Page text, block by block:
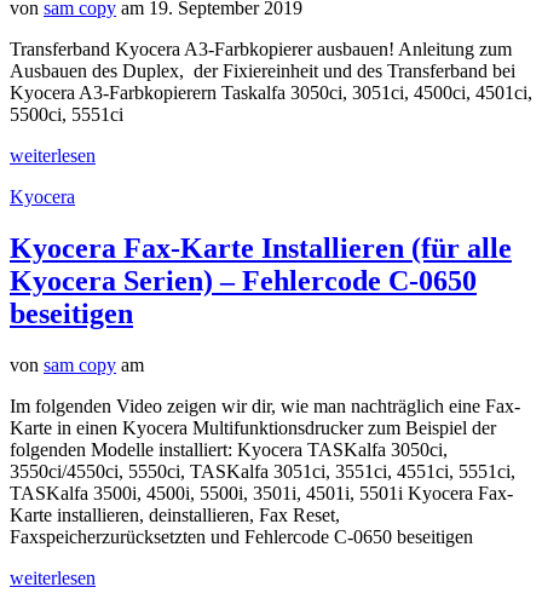
von sam copy am 19. September 2019
Transferband Kyocera A3-Farbkopierer ausbauen! Anleitung zum
Ausbauen des Duplex, der Fixiereinheit und des Transferband bei
Kyocera A3-Farbkopierern Taskalfa 3050ci, 3051ci, 4500ci, 4501ci,
5500ci, 5551ci
weiterlesen
Kyocera
Kyocera Fax-Karte Installieren (für alle
Kyocera Serien) – Fehlercode C-0650
beseitigen
von sam copy am
Im folgenden Video zeigen wir dir, wie man nachträglich eine Fax-
Karte in einen Kyocera Multifunktionsdrucker zum Beispiel der
folgenden Modelle installiert: Kyocera TASKalfa 3050ci,
3550ci/4550ci, 5550ci, TASKalfa 3051ci, 3551ci, 4551ci, 5551ci,
TASKalfa 3500i, 4500i, 5500i, 3501i, 4501i, 5501i Kyocera Fax-
Karte installieren, deinstallieren, Fax Reset,
Faxspeicherzurücksetzten und Fehlercode C-0650 beseitigen
weiterlesen